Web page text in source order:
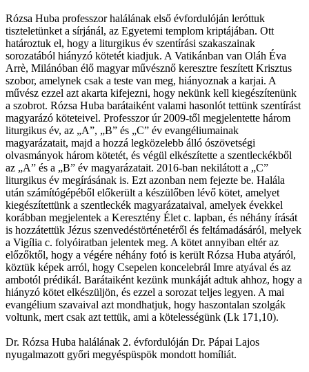
Rózsa Huba professzor halálának első évfordulóján leróttuk
tiszteletünket a sírjánál, az Egyetemi templom kriptájában. Ott
határoztuk el, hogy a liturgikus év szentírási szakaszainak
sorozatából hiányzó kötetét kiadjuk. A Vatikánban van Oláh Éva
Arrè, Milánóban élő magyar művésznő keresztre feszített Krisztus
szobor, amelynek csak a teste van meg, hiányoznak a karjai. A
művész ezzel azt akarta kifejezni, hogy nekünk kell kiegészítenünk
a szobrot. Rózsa Huba barátaiként valami hasonlót tettünk szentírást
magyarázó köteteivel. Professzor úr 2009-től megjelentette három
liturgikus év, az „A”, „B” és „C” év evangéliumainak
magyarázatait, majd a hozzá legközelebb álló ószövetségi
olvasmányok három kötetét, és végül elkészítette a szentleckékből
az „A” és a „B” év magyarázatait. 2016-ban nekilátott a „C”
liturgikus év megírásának is. Ezt azonban nem fejezte be. Halála
után számítógépéből előkerült a készülőben lévő kötet, amelyet
kiegészítettünk a szentleckék magyarázataival, amelyek évekkel
korábban megjelentek a Keresztény Élet c. lapban, és néhány írását
is hozzátettük Jézus szenvedéstörténetéről és feltámadásáról, melyek
a Vigília c. folyóiratban jelentek meg. A kötet annyiban eltér az
előzőktől, hogy a végére néhány fotó is került Rózsa Huba atyáról,
köztük képek arról, hogy Csepelen koncelebrál Imre atyával és az
ambotól prédikál. Barátaiként kezünk munkáját adtuk ahhoz, hogy a
hiányzó kötet elkészüljön, és ezzel a sorozat teljes legyen. A mai
evangélium szavaival azt mondhatjuk, hogy haszontalan szolgák
voltunk, mert csak azt tettük, ami a kötelességünk (Lk 171,10).
Dr. Rózsa Huba halálának 2. évfordulóján Dr. Pápai Lajos
nyugalmazott győri megyéspüspök mondott homíliát.